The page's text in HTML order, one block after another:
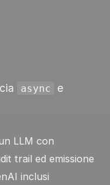
async
e
LLM con
trail ed emissione
inclusi